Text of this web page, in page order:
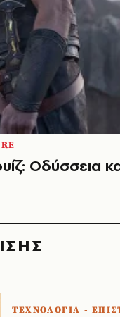
Οδύσσεια
ΤΕΧΝΟΛΟΓΙΑ -